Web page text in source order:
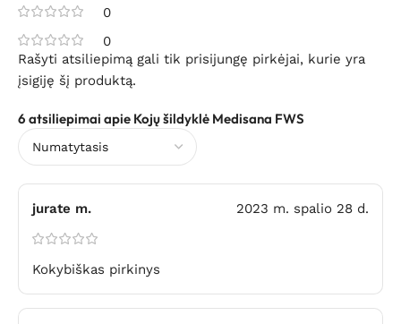
0
0
6 atsiliepimai apie Kojų šildyklė Medisana FWS
jurate m. 2023 m. spalio 28 d.
Kokybiškas pirkinys
Rašyti atsiliepimą gali tik prisijungę pirkėjai, kurie yra
įsigiję šį produktą.